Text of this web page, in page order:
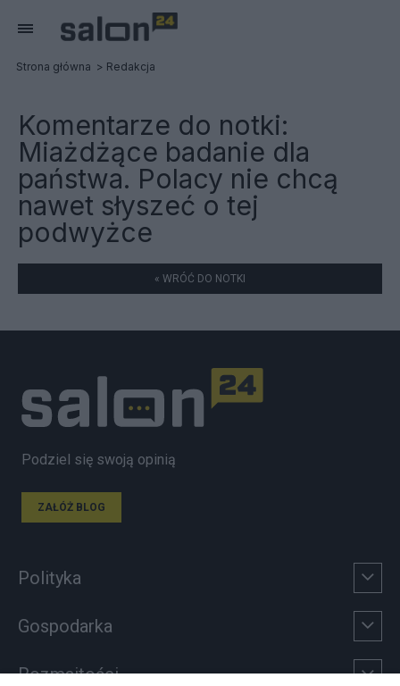
Strona główna Redakcja
Komentarze do notki:
Miażdżące badanie dla
państwa. Polacy nie chcą
nawet słyszeć o tej
podwyżce
« WRÓĆ DO NOTKI
Podziel się swoją opinią
ZAŁÓŻ BLOG
Polityka
Gospodarka
Rozmaitości